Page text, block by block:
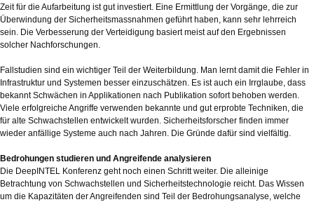
Zeit für die Aufarbeitung ist gut investiert. Eine Ermittlung der Vorgänge, die zur
Überwindung der Sicherheitsmassnahmen geführt haben, kann sehr lehrreich
sein. Die Verbesserung der Verteidigung basiert meist auf den Ergebnissen
solcher Nachforschungen.
Fallstudien sind ein wichtiger Teil der Weiterbildung. Man lernt damit die Fehler in
Infrastruktur und Systemen besser einzuschätzen. Es ist auch ein Irrglaube, dass
bekannt Schwächen in Applikationen nach Publikation sofort behoben werden.
Viele erfolgreiche Angriffe verwenden bekannte und gut erprobte Techniken, die
für alte Schwachstellen entwickelt wurden. Sicherheitsforscher finden immer
wieder anfällige Systeme auch nach Jahren. Die Gründe dafür sind vielfältig.
Bedrohungen studieren und Angreifende analysieren
Die DeepINTEL Konferenz geht noch einen Schritt weiter. Die alleinige
Betrachtung von Schwachstellen und Sicherheitstechnologie reicht. Das Wissen
um die Kapazitäten der Angreifenden sind Teil der Bedrohungsanalyse, welche